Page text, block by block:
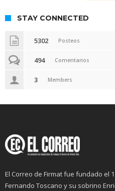
STAY CONNECTED
5302 Posteos
494 Comentarios
3 Members
El Correo de Firmat fue fundado el
Fernando Toscano y su sobrino